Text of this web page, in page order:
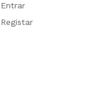
Entrar
Registar